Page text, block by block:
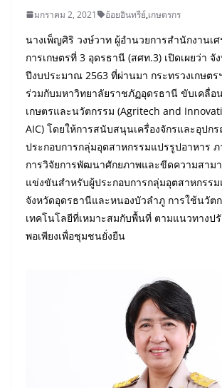
มกราคม 2, 2021 อ้อยอินทรีย์,เกษตรกร
นางเพ็ญศิริ วงษ์วาท ผู้อำนวยการสำนักงานเศ
การเกษตรที่ 3 อุดรธานี (สศท.3) เปิดเผยว่า จั
ปีงบประมาณ 2563 ที่ผ่านมา กระทรวงเกษต
ร่วมกับมหาวิทยาลัยราชภัฏอุดรธานี ขับเคลื่อ
เกษตรและนวัตกรรม (Agritech and
AIC) โดยให้การสนับสนุนเครื่องจักรและอุปก
ประกอบการกลุ่มอุตสาหกรรมแปรรูปอาหาร
การวิจัยการพัฒนาศักยภาพและขีดความสาม
แข่งขันสำหรับผู้ประกอบการกลุ่มอุตสาหกรร
จังหวัดอุดรธานีและหนองบัวลำภู การใช้นวัต
เทคโนโลยีที่เหมาะสมกับพื้นที่ ตามแนวทางป
พอเพียงเพื่อชุมชนยั่งยืน